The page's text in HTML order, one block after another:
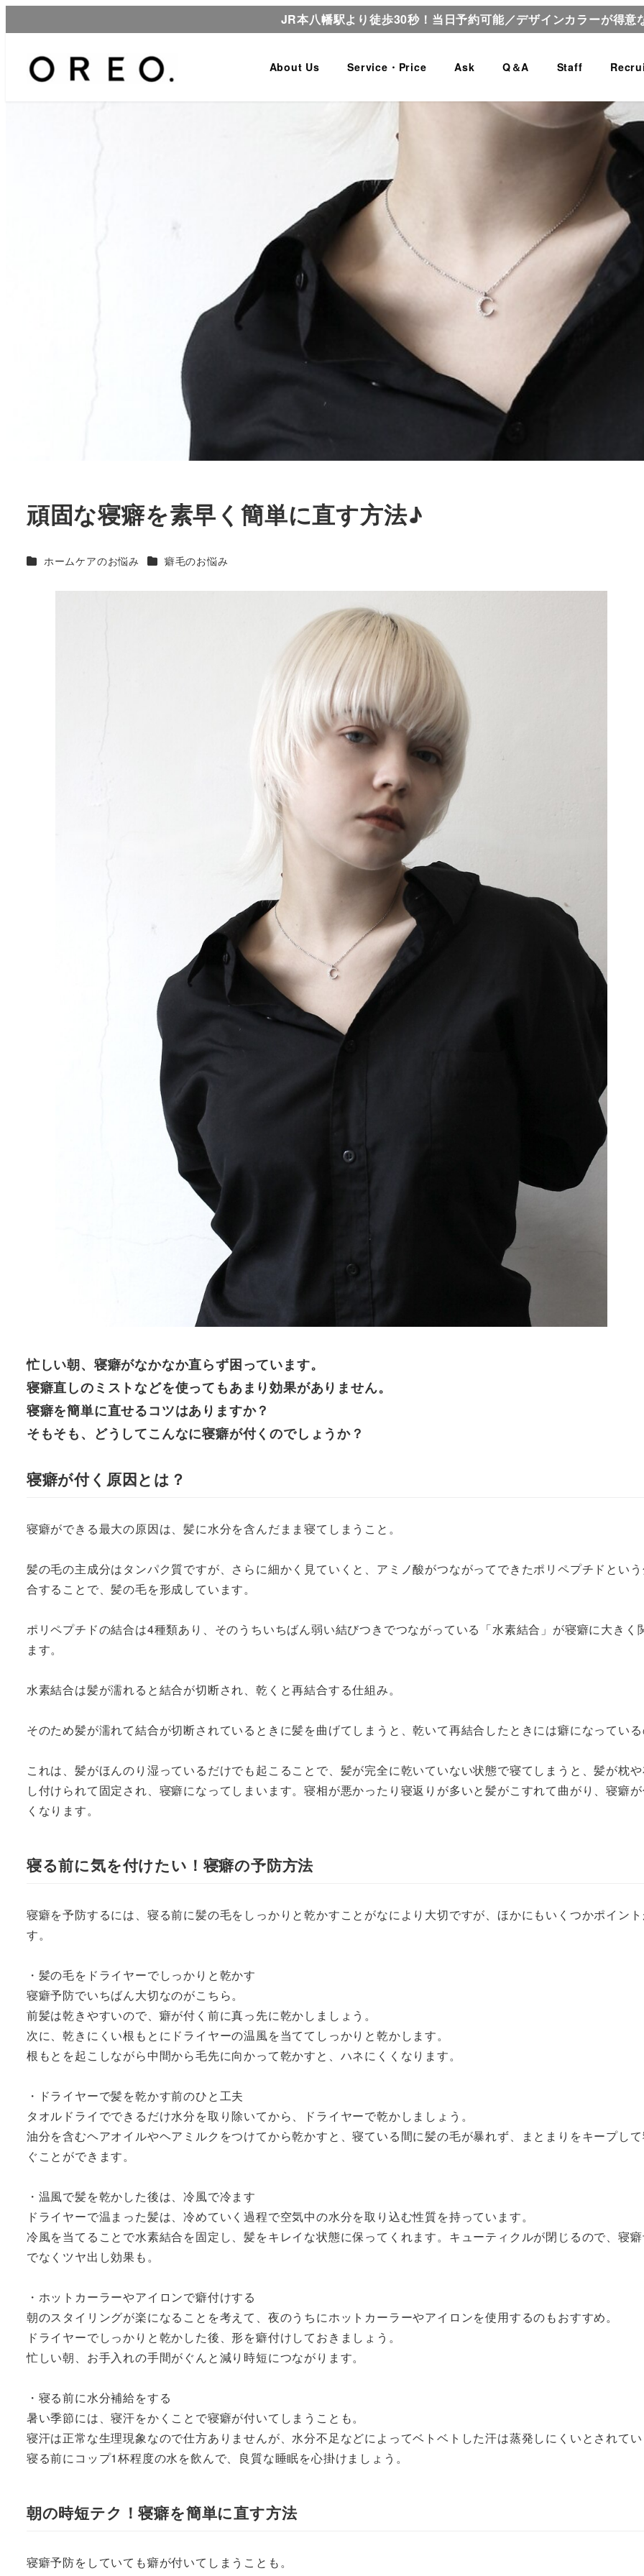
JR本八幡駅より徒歩30秒！当日予約可能／デザインカラーが得意
About Us Service・Price Ask Q＆A Staff
頑固な寝癖を素早く簡単に直す方法♪
カテゴリー
ホームケアのお悩み カテゴリー
癖毛のお悩み
忙しい朝、寝癖がなかなか直らず困っています。
寝癖直しのミストなどを使ってもあまり効果がありません。
寝癖を簡単に直せるコツはありますか？
そもそも、どうしてこんなに寝癖が付くのでしょうか？
寝癖が付く原因とは？
寝癖ができる最大の原因は、髪に水分を含んだまま寝てしまうこと。
髪の毛の主成分はタンパク質ですが、さらに細かく見ていくと、アミノ酸がつながってできたポリペプチドとい
合することで、髪の毛を形成しています。
ポリペプチドの結合は4種類あり、そのうちいちばん弱い結びつきでつながっている「水素結合」が寝癖に大きく
ます。
水素結合は髪が濡れると結合が切断され、乾くと再結合する仕組み。
そのため髪が濡れて結合が切断されているときに髪を曲げてしまうと、乾いて再結合したときには癖になってい
これは、髪がほんのり湿っているだけでも起こることで、髪が完全に乾いていない状態で寝てしまうと、髪が枕
し付けられて固定され、寝癖になってしまいます。寝相が悪かったり寝返りが多いと髪がこすれて曲がり、寝癖
くなります。
寝る前に気を付けたい！寝癖の予防方法
寝癖を予防するには、寝る前に髪の毛をしっかりと乾かすことがなにより大切ですが、ほかにもいくつかポイン
す。
・髪の毛をドライヤーでしっかりと乾かす
寝癖予防でいちばん大切なのがこちら。
前髪は乾きやすいので、癖が付く前に真っ先に乾かしましょう。
次に、乾きにくい根もとにドライヤーの温風を当ててしっかりと乾かします。
根もとを起こしながら中間から毛先に向かって乾かすと、ハネにくくなります。
・ドライヤーで髪を乾かす前のひと工夫
タオルドライでできるだけ水分を取り除いてから、ドライヤーで乾かしましょう。
油分を含むヘアオイルやヘアミルクをつけてから乾かすと、寝ている間に髪の毛が暴れず、まとまりをキープし
ぐことができます。
・温風で髪を乾かした後は、冷風で冷ます
ドライヤーで温まった髪は、冷めていく過程で空気中の水分を取り込む性質を持っています。
冷風を当てることで水素結合を固定し、髪をキレイな状態に保ってくれます。キューティクルが閉じるので、寝
でなくツヤ出し効果も。
・ホットカーラーやアイロンで癖付けする
朝のスタイリングが楽になることを考えて、夜のうちにホットカーラーやアイロンを使用するのもおすすめ。
ドライヤーでしっかりと乾かした後、形を癖付けしておきましょう。
忙しい朝、お手入れの手間がぐんと減り時短につながります。
・寝る前に水分補給をする
暑い季節には、寝汗をかくことで寝癖が付いてしまうことも。
寝汗は正常な生理現象なので仕方ありませんが、水分不足などによってベトベトした汗は蒸発しにくいとされて
寝る前にコップ1杯程度の水を飲んで、良質な睡眠を心掛けましょう。
朝の時短テク！寝癖を簡単に直す方法
寝癖予防をしていても癖が付いてしまうことも。